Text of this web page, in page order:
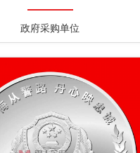
定做制作生产制造厂家
政府采购单位